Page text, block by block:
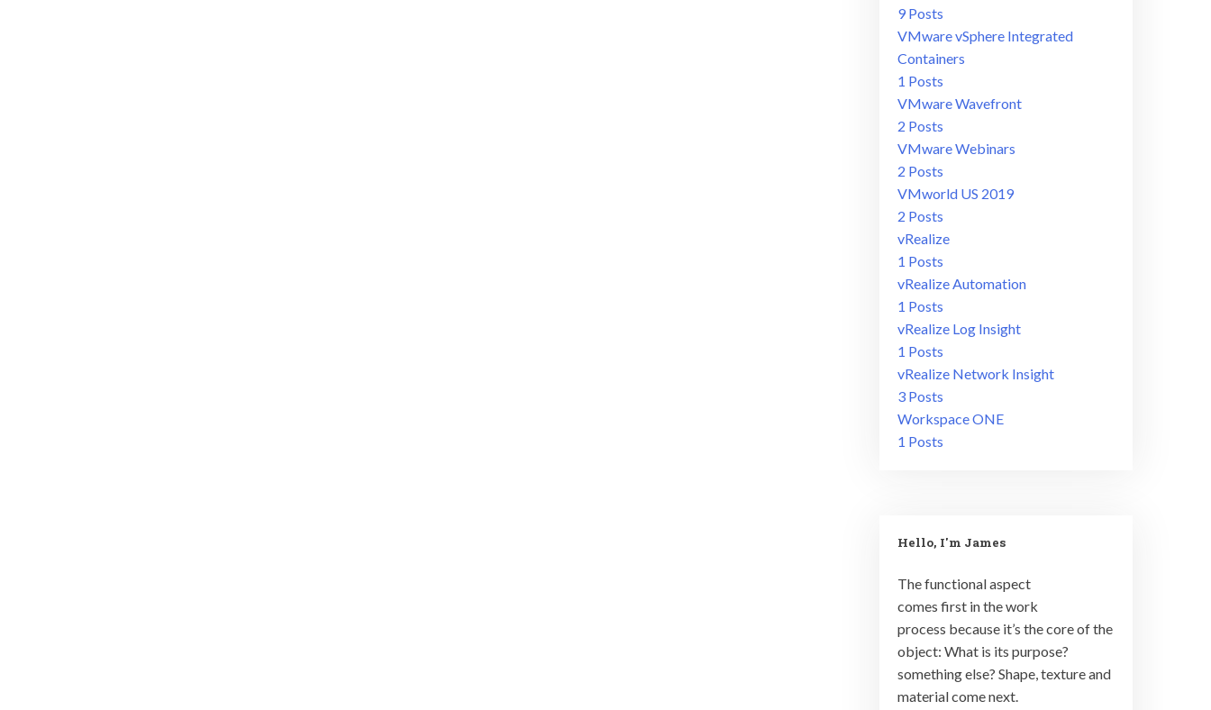
9 Posts
VMware vSphere Integrated
Containers
1 Posts
VMware Wavefront
2 Posts
VMware Webinars
2 Posts
VMworld US 2019
2 Posts
vRealize
1 Posts
vRealize Automation
1 Posts
vRealize Log Insight
1 Posts
vRealize Network Insight
3 Posts
Workspace ONE
1 Posts
Hello, I'm James
The functional aspect
comes first in the work
process because it’s the core of the
object: What is its purpose?
something else? Shape, texture and
material come next.